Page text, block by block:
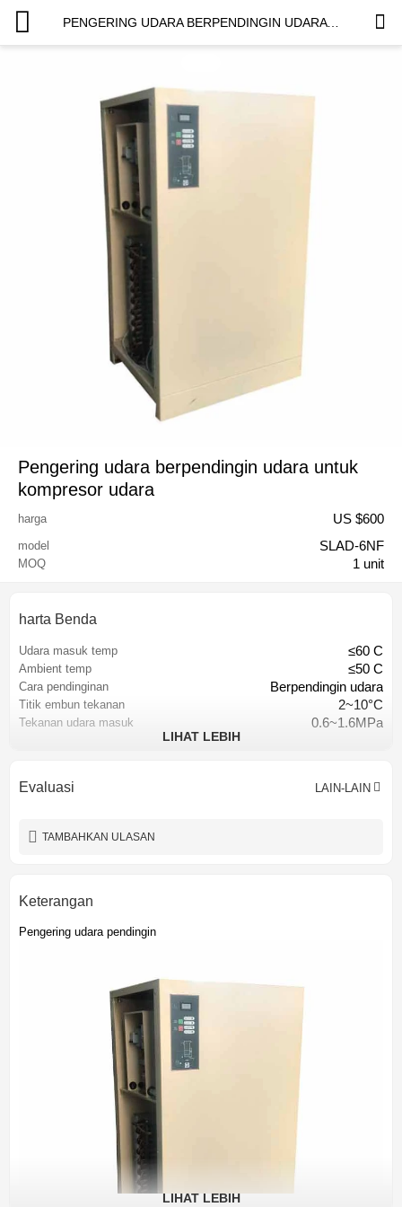
PENGERING UDARA BERPENDINGIN UDARA UNTUK KOMPRESOR UDARA
Pengering udara berpendingin udara untuk
kompresor udara
harga US $600
model SLAD-6NF
MOQ 1 unit
harta Benda
Udara masuk temp ≤60 C
Ambient temp ≤50 C
Cara pendinginan Berpendingin udara
Titik embun tekanan 2~10°C
Tekanan udara masuk 0.6~1.6MPa
Jaminan 18 bulan
LIHAT LEBIH
Evaluasi LAIN-LAIN
TAMBAHKAN ULASAN
Keterangan
Pengering udara pendingin
LIHAT LEBIH